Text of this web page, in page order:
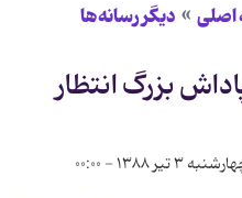
دیگر رسانه‌ها
بزرگ انتظار
۳ تیر ۱۳۸۸ - ۰۰:۰۰